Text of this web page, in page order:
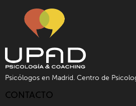
Psicólogos en Madrid. Centro de
CONTACTO